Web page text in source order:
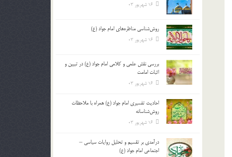
16 شهریور 03
روش‌شناسی مناظره‌های امام جواد (ع)
16 شهریور 03
بررسی نقش علمی و کلامی امام جواد (ع) در تبیین و
اثبات امامت
16 شهریور 03
احادیث تفسیری امام جواد (ع) همراه با ملاحظات
روش‌شناسانه
16 شهریور 03
درآمدی بر تقسیم و تحلیل روایات سیاسی –
اجتماعی امام جواد (ع)